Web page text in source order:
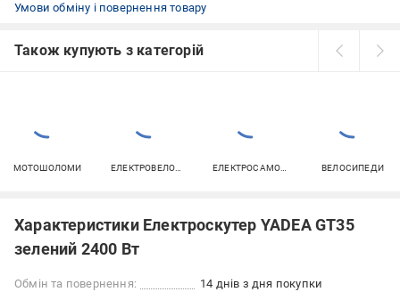
Умови обміну і повернення товару
Також купують з категорій
МОТОШОЛОМИ ВЕЛОСИПЕДИ
Характеристики Електроскутер YADEA GT35
зелений 2400 Вт
Обмін та повернення: 14 днів з дня покупки